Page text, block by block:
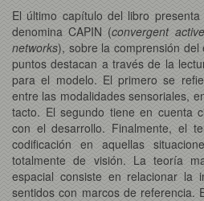
El último capítulo del libro
denomina CAPIN (convergent
networks), sobre la comprensión
puntos destacan a través de la
para el modelo. El primero se
entre las modalidades sensoriales,
tacto. El segundo tiene en cuenta
con el desarrollo. Finalmente, el
codificación en aquellas
totalmente de visión. La teoría
espacial consiste en relacionar la
sentidos con marcos de referencia.